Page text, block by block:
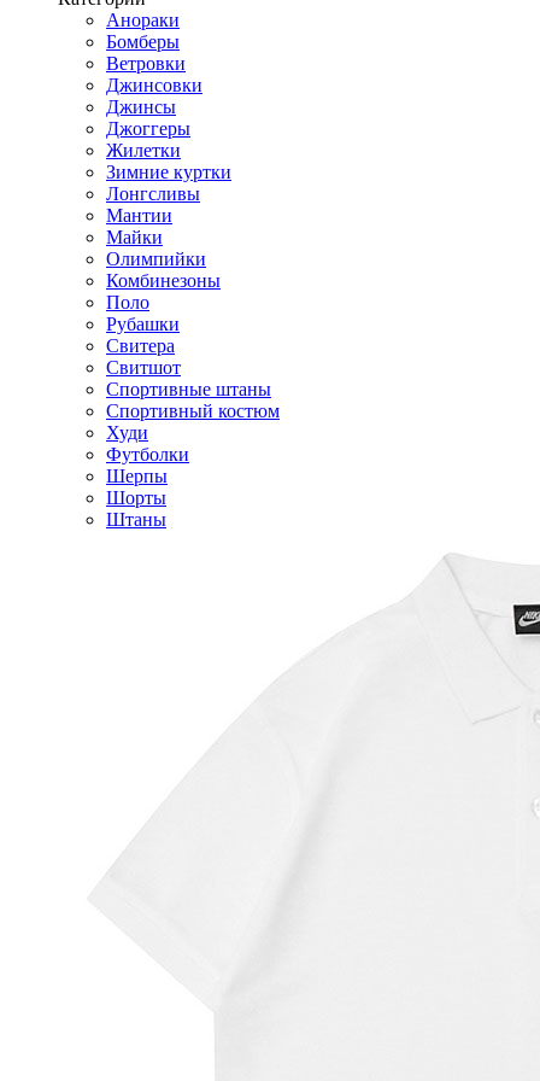
Анораки
Бомберы
Ветровки
Джинсовки
Джинсы
Джоггеры
Жилетки
Зимние куртки
Лонгсливы
Мантии
Майки
Олимпийки
Комбинезоны
Поло
Рубашки
Свитера
Свитшот
Спортивные штаны
Спортивный костюм
Худи
Футболки
Шерпы
Шорты
Штаны